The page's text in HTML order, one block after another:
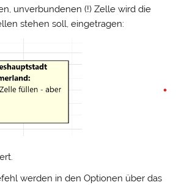
unverbundenen (!) Zelle wird die
stehen soll, eingetragen:
werden in den Optionen über das